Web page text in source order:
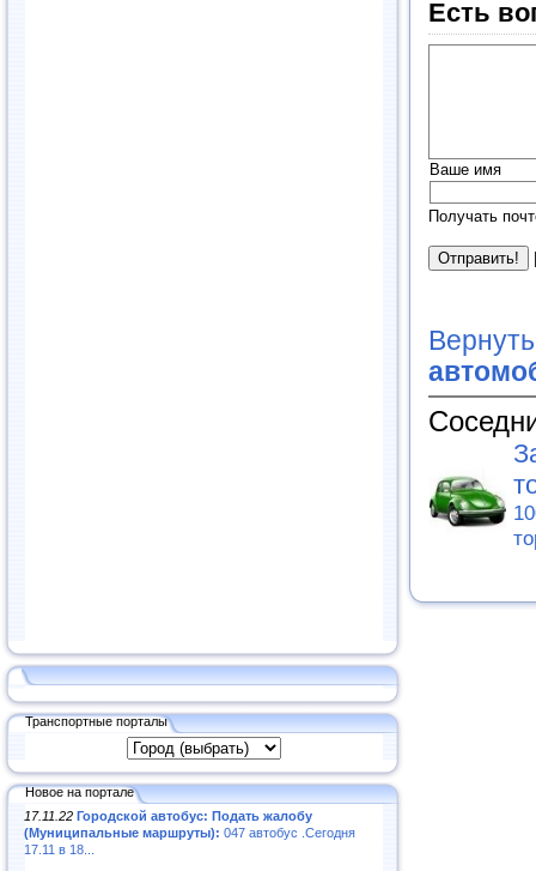
Транспортные порталы
Новое на портале
17.11.22 Городской автобус: Подать жалобу
(Муниципальные маршруты): 047 автобус .Сегодня
17.11 в 18...
Есть
Ваше имя
Получать